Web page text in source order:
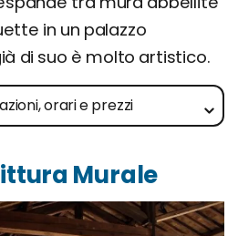
in un palazzo
di suo è molto artistico.
orari e prezzi
Murale